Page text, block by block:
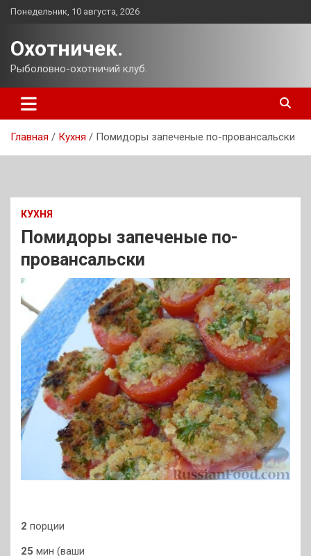
Перейти
Понедельник, 10 августа, 2026
Охотничек.
Рыболовно-охотничий клуб.
Главная Кухня Помидоры запеченые по-провансальски
КУХНЯ
Помидоры запеченые по-
провансальски
2 порции
25 мин (ваши